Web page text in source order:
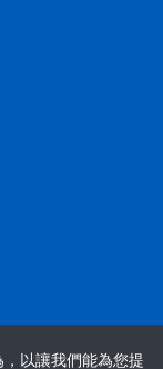
以讓我們能為您提